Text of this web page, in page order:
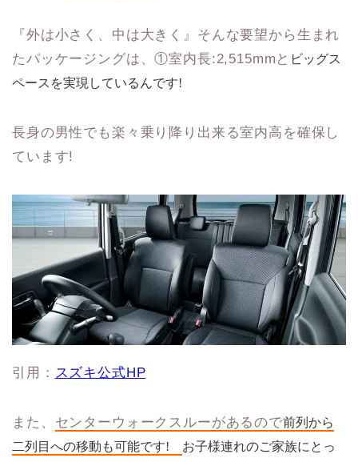
『外は小さく、中は大きく』そんな要望から生まれ
たパッケージングは、①室内長:2,515mmと ビッグス
ペースを実現しているんです!
長身の男性でも楽々乗り降り出来る室内高を確保し
ています!
引用： スズキ公式HP
また、 センターウォークスルーがあるので前列から
二列目への移動も可能です! お子様連れのご家族にとっ